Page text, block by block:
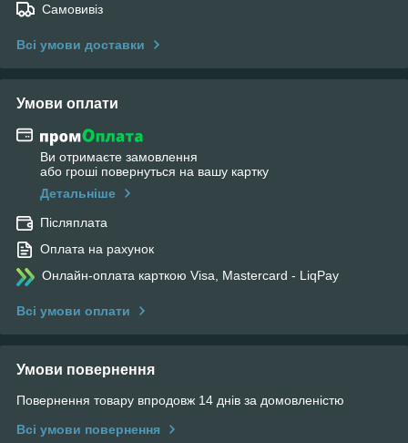
Самовивіз
Всі умови доставки
Умови оплати
Ви отримаєте замовлення
або гроші повернуться на вашу картку
Детальніше
Післяплата
Оплата на рахунок
Онлайн-оплата карткою Visa, Mastercard - LiqPay
Всі умови оплати
Умови повернення
Повернення товару впродовж 14 днів за домовленістю
Всі умови повернення